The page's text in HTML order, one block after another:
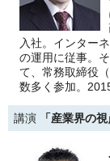
入社。インター
の運用に従事。
て、常務取締役
数多く参加。
講演 「産業界の